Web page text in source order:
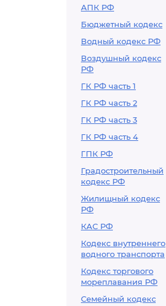
АПК РФ
Бюджетный кодекс
Водный кодекс РФ
Воздушный кодекс
РФ
ГК РФ часть 1
ГК РФ часть 2
ГК РФ часть 3
ГК РФ часть 4
ГПК РФ
Градостроительный
кодекс РФ
Жилищный кодекс
РФ
КАС РФ
Кодекс внутреннего
водного транспорта
Кодекс торгового
мореплавания РФ
Семейный кодекс